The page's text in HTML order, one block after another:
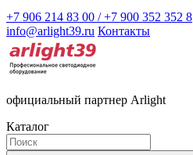
+7 906 214 83 00 / +7 900 352 352 8
info@arlight39.ru Контакты
официальный партнер Arlight
Каталог